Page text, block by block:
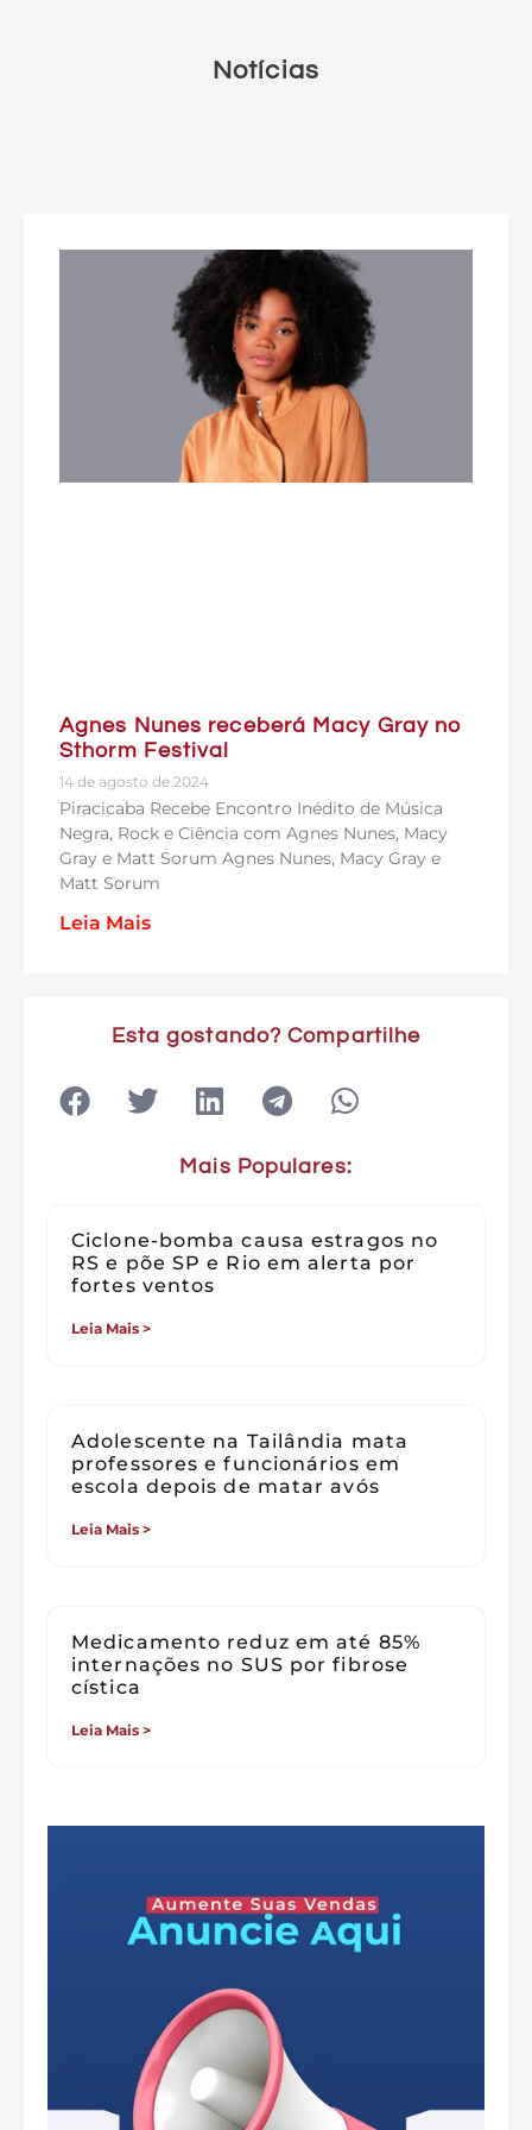
Notícias
Agnes Nunes receberá Macy Gray no
Sthorm Festival
14 de agosto de 2024
Piracicaba Recebe Encontro Inédito de Música
Negra, Rock e Ciência com Agnes Nunes, Macy
Gray e Matt Sorum Agnes Nunes, Macy Gray e
Matt Sorum
Leia Mais
Esta gostando? Compartilhe
Mais Populares:
Ciclone-bomba causa estragos no
RS e põe SP e Rio em alerta por
fortes ventos
Leia Mais >
Adolescente na Tailândia mata
professores e funcionários em
escola depois de matar avós
Leia Mais >
Medicamento reduz em até 85%
internações no SUS por fibrose
cística
Leia Mais >